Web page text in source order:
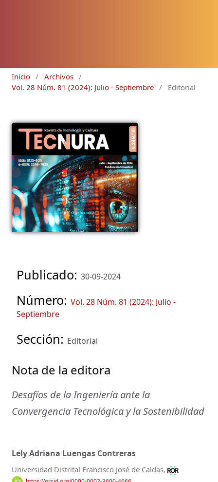
Inicio / Archivos /
Vol. 28 Núm. 81 (2024): Julio - Septiembre / Editorial
Publicado: 30-09-2024
Número: Vol. 28 Núm. 81 (2024): Julio -
Septiembre
Sección: Editorial
Nota de la editora
Desafíos de la Ingeniería ante la
Convergencia Tecnológica y la Sostenibilidad
Lely Adriana Luengas Contreras
Universidad Distrital Francisco José de Caldas,